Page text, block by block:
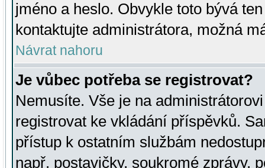
jméno a heslo. Obvykle toto bývá
kontaktujte administrátora, možná
Návrat nahoru
Je vůbec potřeba se registrovat?
Nemusíte. Vše je na
registrovat ke vkládání příspěvků.
přístup k ostatním službám
např. postavičky, soukromé zprávy,